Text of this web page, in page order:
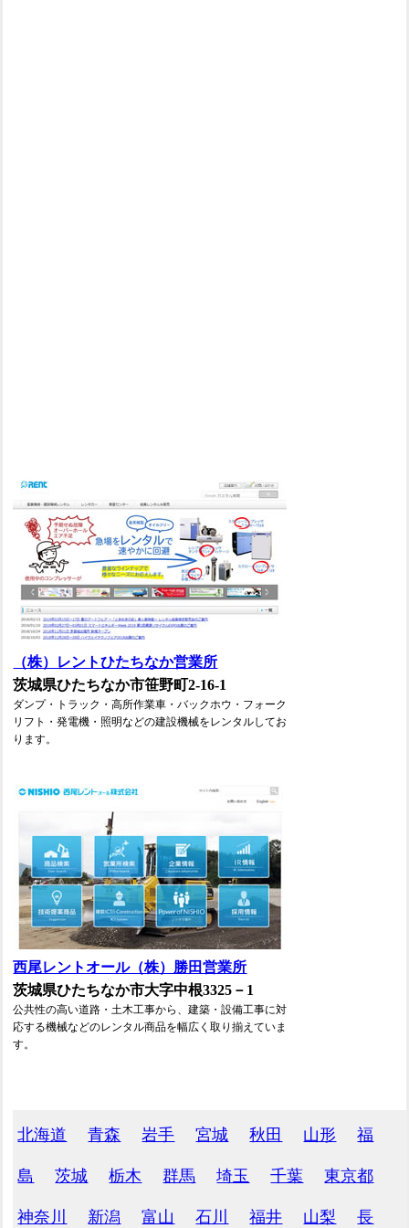
（株）レントひたちなか営業所
茨城県ひたちなか市笹野町2-16-1
ダンプ・トラック・高所作業車・バックホウ・フォーク
リフト・発電機・照明などの建設機械をレンタルしてお
ります。
西尾レントオール（株）勝田営業所
茨城県ひたちなか市大字中根3325－1
公共性の高い道路・土木工事から、建築・設備工事に対
応する機械などのレンタル商品を幅広く取り揃えていま
す。
北海道 青森 岩手 宮城 秋田 山形 福
島 茨城 栃木 群馬 埼玉 千葉 東京都
神奈川 新潟 富山 石川 福井 山梨 長